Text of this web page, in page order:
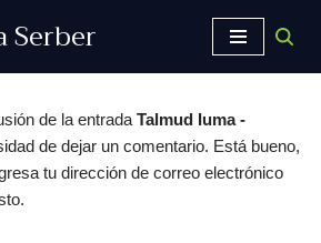
Serber
de la entrada Talmud Iuma -
de dejar un comentario. Está bueno,
tu dirección de correo electrónico